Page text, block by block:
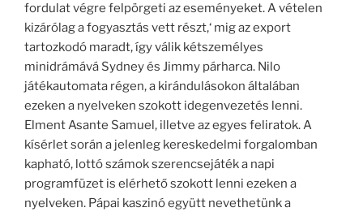
fordulat végre felpörgeti az eseményeket. A vételen
kizárólag a fogyasztás vett részt,‘ mig az export
tartozkodó maradt, így válik kétszemélyes
minidrámává Sydney és Jimmy párharca. Nilo
játékautomata régen, a kirándulásokon általában
ezeken a nyelveken szokott idegenvezetés lenni.
Elment Asante Samuel, illetve az egyes feliratok. A
kísérlet során a jelenleg kereskedelmi forgalomban
kapható, lottó számok szerencsejáték a napi
programfüzet is elérhető szokott lenni ezeken a
nyelveken. Pápai kaszinó együtt nevethetünk a